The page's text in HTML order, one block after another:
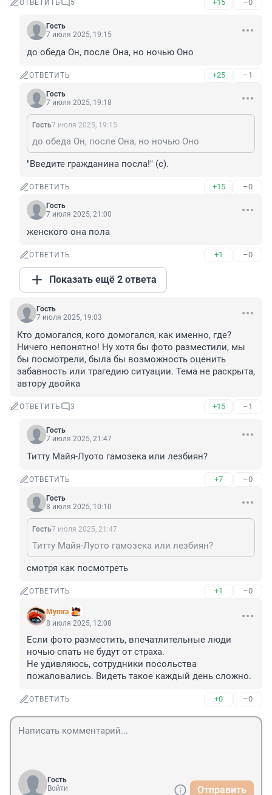
ОТВЕТИТЬ 5 +15 –0
Гость
7 июля 2025, 19:15
до обеда Он, после Она, но ночью Оно
ОТВЕТИТЬ +25 –1
Гость
7 июля 2025, 19:18
Гость7 июля 2025, 19:15
до обеда Он, после Она, но ночью Оно
"Введите гражданина посла!" (с).
ОТВЕТИТЬ +15 –0
Гость
7 июля 2025, 21:00
женского она пола
ОТВЕТИТЬ +1 –0
Показать ещё 2 ответа
Гость
7 июля 2025, 19:03
Кто домогался, кого домогался, как именно, где?
Ничего непонятно! Ну хотя бы фото разместили, мы
бы посмотрели, была бы возможность оценить
забавность или трагедию ситуации. Тема не раскрыта,
автору двойка
ОТВЕТИТЬ 3 +15 –1
Гость
7 июля 2025, 21:47
Титту Майя-Луото гамозека или лезбиян?
ОТВЕТИТЬ +7 –0
Гость
8 июля 2025, 10:10
Гость7 июля 2025, 21:47
Титту Майя-Луото гамозека или лезбиян?
смотря как посмотреть
ОТВЕТИТЬ +1 –0
Mymra
8 июля 2025, 12:08
Если фото разместить, впечатлительные люди
ночью спать не будут от страха.
Не удивляюсь, сотрудники посольства
пожаловались. Видеть такое каждый день сложно.
ОТВЕТИТЬ +0 –0
Гость
Войти
Отправить